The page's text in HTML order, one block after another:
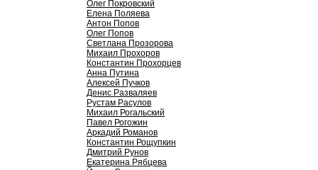
Олег Покровский
Елена Поляева
Антон Попов
Олег Попов
Светлана Прозорова
Михаил Прохоров
Константин Прохорцев
Анна Путина
Алексей Пучков
Денис Разваляев
Рустам Расулов
Михаил Рогальский
Павел Рогожин
Аркадий Романов
Константин Рощупкин
Дмитрий Рунов
Екатерина Рябцева